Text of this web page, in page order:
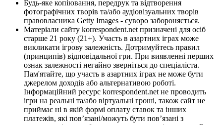
Будь-яке копіювання, передрук та відтворення
фотографічних творів та/або аудіовізуальних творів
правовласника Getty Images - суворо забороняється.
Матеріали сайту korrespondent.net призначені для осіб
старше 21 року (21+). Участь в азартних іграх може
викликати ігрову залежність. Дотримуйтесь правил
(принципів) відповідальної гри. При виявленні перших
ознак залежності негайно зверніться до спеціаліста.
Пам'ятайте, що участь в азартних іграх не може бути
джерелом доходів або альтернативою роботі.
Інформаційний ресурс korrespondent.net не проводить
ігри на реальні та/або віртуальні гроші, також сайт не
приймає ні в якій формі оплату ставок та інших
платежів, які пов’язані/можуть бути пов’язані з